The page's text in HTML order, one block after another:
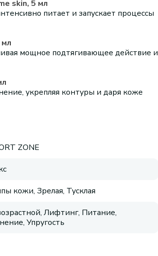
skin, 5 мл
питает и запускает процессы
мощное подтягивающее действие и
укрепляя контуры и даря коже
ZONE
кожи, Зрелая, Тусклая
Лифтинг, Питание,
Упругость